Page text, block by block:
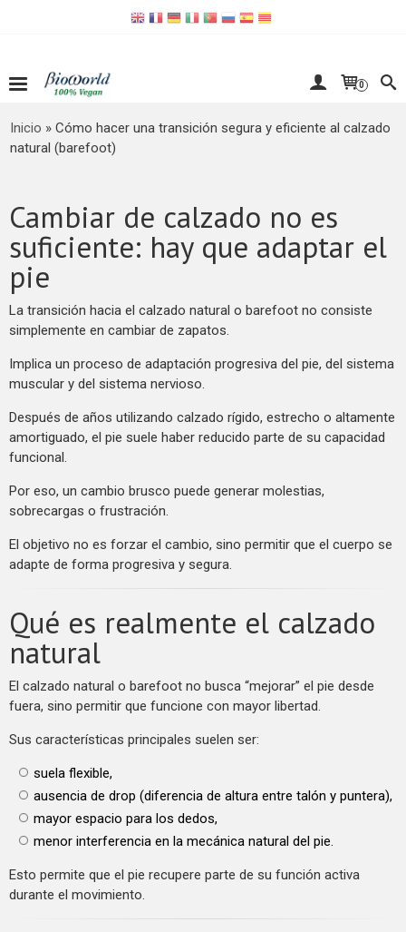
0
Inicio » Cómo hacer una transición segura y eficiente al calzado
natural (barefoot)
Cambiar de calzado no es
suficiente: hay que adaptar el
pie
La transición hacia el calzado natural o barefoot no consiste
simplemente en cambiar de zapatos.
Implica un proceso de adaptación progresiva del pie, del sistema
muscular y del sistema nervioso.
Después de años utilizando calzado rígido, estrecho o altamente
amortiguado, el pie suele haber reducido parte de su capacidad
funcional.
Por eso, un cambio brusco puede generar molestias,
sobrecargas o frustración.
El objetivo no es forzar el cambio, sino permitir que el cuerpo se
adapte de forma progresiva y segura.
Qué es realmente el calzado
natural
El calzado natural o barefoot no busca “mejorar” el pie desde
fuera, sino permitir que funcione con mayor libertad.
Sus características principales suelen ser:
suela flexible,
ausencia de drop (diferencia de altura entre talón y puntera),
mayor espacio para los dedos,
menor interferencia en la mecánica natural del pie.
Esto permite que el pie recupere parte de su función activa
durante el movimiento.